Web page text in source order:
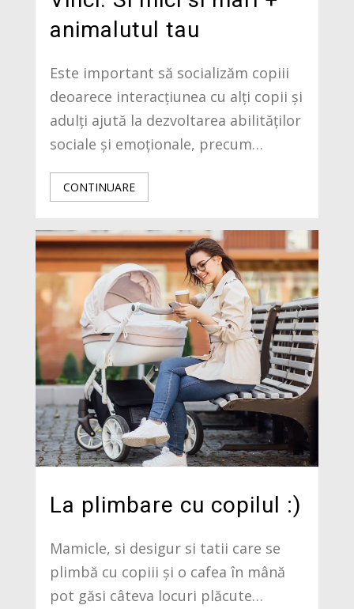
animalutul tau
Este important să socializăm copiii
deoarece interacțiunea cu alți copii și
adulți ajută la dezvoltarea abilităților
sociale și emoționale, precum…
CONTINUARE
La plimbare cu copilul :)
Mamicle, si desigur si tatii care se
plimbă cu copiii și o cafea în mână
pot găsi câteva locuri plăcute…